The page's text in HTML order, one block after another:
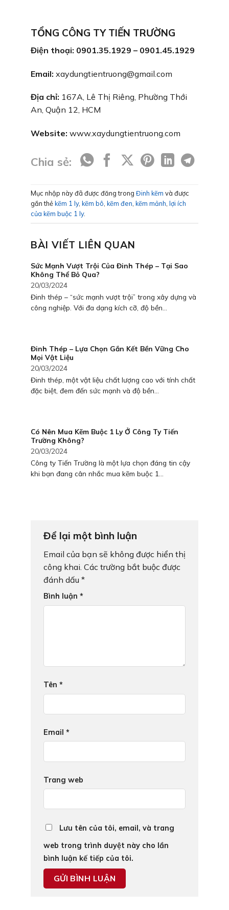
TỔNG CÔNG TY TIẾN TRƯỜNG
Điện thoại: 0901.35.1929 – 0901.45.1929
Email: xaydungtientruong@gmail.com
Địa chỉ: 167A, Lê Thị Riêng, Phường Thới
An, Quận 12, HCM
Website: www.xaydungtientruong.com
Chia sẻ:
Mục nhập này đã được đăng trong Đinh kẽm và được
gắn thẻkẽm 1 ly, kẽm bô, kẽm đen, kẽm mảnh, lợi ích
của kẽm buộc 1 ly.
BÀI VIẾT LIÊN QUAN
Sức Mạnh Vượt Trội Của Đinh Thép – Tại Sao
Không Thể Bỏ Qua?
20/03/2024
Đinh thép – “sức mạnh vượt trội” trong xây dựng và
công nghiệp. Với đa dạng kích cỡ, độ bền...
Đinh Thép – Lựa Chọn Gắn Kết Bền Vững Cho
Mọi Vật Liệu
20/03/2024
Đinh thép, một vật liệu chất lượng cao với tính chất
đặc biệt, đem đến sức mạnh và độ bền...
Có Nên Mua Kẽm Buộc 1 Ly Ở Công Ty Tiến
Trường Không?
20/03/2024
Công ty Tiến Trường là một lựa chọn đáng tin cậy
khi bạn đang cân nhắc mua kẽm buộc 1...
Để lại một bình luận
Email của bạn sẽ không được hiển thị
công khai. Các trường bắt buộc được
đánh dấu *
Bình luận *
Tên *
Email *
Trang web
Lưu tên của tôi, email, và trang
web trong trình duyệt này cho lần
bình luận kế tiếp của tôi.